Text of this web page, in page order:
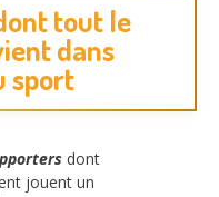
tout le
dans
sport
dont
jouent un